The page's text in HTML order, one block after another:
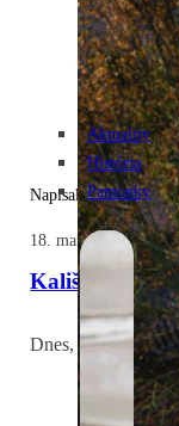
Napísal: Zuzana
18. marca 2025
Kalište –
Dnes, 18. marca,
Aktuality
História
Pamiatky